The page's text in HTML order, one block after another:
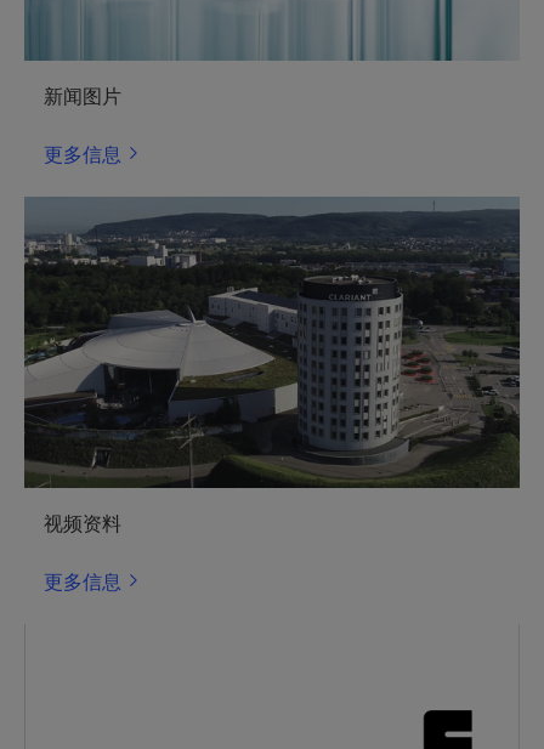
新闻图片
更多信息
视频资料
更多信息